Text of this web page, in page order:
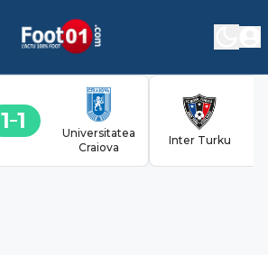
1 1
Universitatea
Craiova
Inter Turku